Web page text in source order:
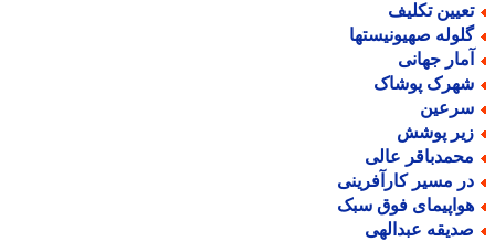
تکلیف
صهیونیستها
جهانی
پوشاک
پوشش
عالی
مسیر کارآفرینی
فوق سبک
عبدالهی